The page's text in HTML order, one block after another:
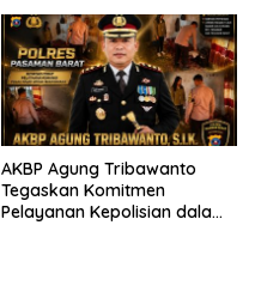
Perlengkapan Keselamatan
Berkendara
AKBP Agung Tribawanto
Tegaskan Komitmen
Pelayanan Kepolisian dalam